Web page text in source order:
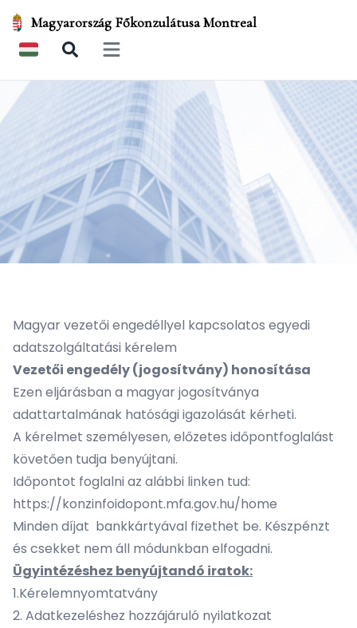
Magyarország Főkonzulátusa Montreal
Open main menu
Magyar vezetői engedéllyel kapcsolatos egyedi
adatszolgáltatási kérelem
Vezetői engedély (jogosítvány) honosítása
Ezen eljárásban a magyar jogosítványa
adattartalmának hatósági igazolását kérheti.
A kérelmet személyesen, előzetes időpontfoglalást
követően tudja benyújtani.
Időpontot foglalni az alábbi linken tud:
https://konzinfoidopont.mfa.gov.hu/home
Minden díjat bankkártyával fizethet be. Készpénzt
és csekket nem áll módunkban elfogadni.
Ügyintézéshez benyújtandó iratok:
1.Kérelemnyomtatvány
2. Adatkezeléshez hozzájáruló nyilatkozat